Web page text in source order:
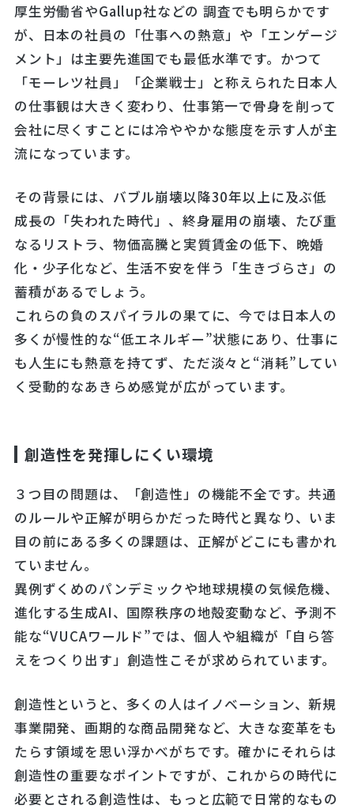
厚生労働省やGallup社などの 調査でも明らかです
が、日本の社員の「仕事への熱意」や「エンゲージ
メント」は主要先進国でも最低水準です。かつて
「モーレツ社員」「企業戦士」と称えられた日本人
の仕事観は大きく変わり、仕事第一で骨身を削って
会社に尽くすことには冷ややかな態度を示す人が主
流になっています。
その背景には、バブル崩壊以降30年以上に及ぶ低
成長の「失われた時代」、終身雇用の崩壊、たび重
なるリストラ、物価高騰と実質賃金の低下、晩婚
化・少子化など、生活不安を伴う「生きづらさ」の
蓄積があるでしょう。
これらの負のスパイラルの果てに、今では日本人の
多くが慢性的な“低エネルギー”状態にあり、仕事に
も人生にも熱意を持てず、ただ淡々と“消耗”してい
く受動的なあきらめ感覚が広がっています。
創造性を発揮しにくい環境
３つ目の問題は、「創造性」の機能不全です。共通
のルールや正解が明らかだった時代と異なり、いま
目の前にある多くの課題は、正解がどこにも書かれ
ていません。
異例ずくめのパンデミックや地球規模の気候危機、
進化する生成AI、国際秩序の地殻変動など、予測不
能な“VUCAワールド”では、個人や組織が「自ら答
えをつくり出す」創造性こそが求められています。
創造性というと、多くの人はイノベーション、新規
事業開発、画期的な商品開発など、大きな変革をも
たらす領域を思い浮かべがちです。確かにそれらは
創造性の重要なポイントですが、これからの時代に
必要とされる創造性は、もっと広範で日常的なもの